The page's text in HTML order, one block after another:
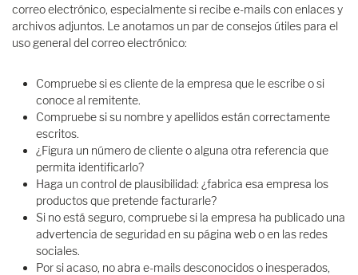
correo electrónico, especialmente si recibe e-mails con enlaces y
archivos adjuntos. Le anotamos un par de consejos útiles para el
uso general del correo electrónico:
Compruebe si es cliente de la empresa que le escribe o si
conoce al remitente.
Compruebe si su nombre y apellidos están correctamente
escritos.
¿Figura un número de cliente o alguna otra referencia que
permita identificarlo?
Haga un control de plausibilidad: ¿fabrica esa empresa los
productos que pretende facturarle?
Si no está seguro, compruebe si la empresa ha publicado una
advertencia de seguridad en su página web o en las redes
sociales.
Por si acaso, no abra e-mails desconocidos o inesperados,